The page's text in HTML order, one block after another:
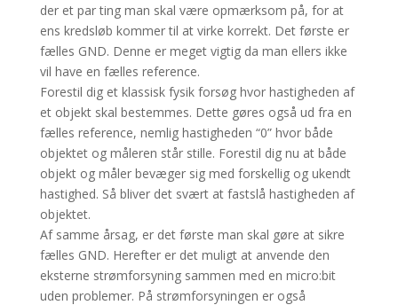
der et par ting man skal være opmærksom på, for at
ens kredsløb kommer til at virke korrekt. Det første er
fælles GND. Denne er meget vigtig da man ellers ikke
vil have en fælles reference.
Forestil dig et klassisk fysik forsøg hvor hastigheden af
et objekt skal bestemmes. Dette gøres også ud fra en
fælles reference, nemlig hastigheden “0” hvor både
objektet og måleren står stille. Forestil dig nu at både
objekt og måler bevæger sig med forskellig og ukendt
hastighed. Så bliver det svært at fastslå hastigheden af
objektet.
Af samme årsag, er det første man skal gøre at sikre
fælles GND. Herefter er det muligt at anvende den
eksterne strømforsyning sammen med en micro:bit
uden problemer. På strømforsyningen er også